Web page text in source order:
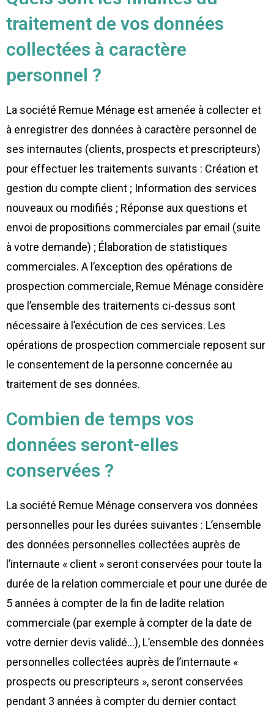
traitement de vos données
collectées à caractère
personnel ?
La société Remue Ménage est amenée à collecter et
à enregistrer des données à caractère personnel de
ses internautes (clients, prospects et prescripteurs)
pour effectuer les traitements suivants : Création et
gestion du compte client ; Information des services
nouveaux ou modifiés ; Réponse aux questions et
envoi de propositions commerciales par email (suite
à votre demande) ; Élaboration de statistiques
commerciales. A l’exception des opérations de
prospection commerciale, Remue Ménage considère
que l’ensemble des traitements ci-dessus sont
nécessaire à l’exécution de ces services. Les
opérations de prospection commerciale reposent sur
le consentement de la personne concernée au
traitement de ses données.
Combien de temps vos
données seront-elles
conservées ?
La société Remue Ménage conservera vos données
personnelles pour les durées suivantes : L’ensemble
des données personnelles collectées auprès de
l’internaute « client » seront conservées pour toute la
durée de la relation commerciale et pour une durée de
5 années à compter de la fin de ladite relation
commerciale (par exemple à compter de la date de
votre dernier devis validé…), L’ensemble des données
personnelles collectées auprès de l’internaute «
prospects ou prescripteurs », seront conservées
pendant 3 années à compter du dernier contact